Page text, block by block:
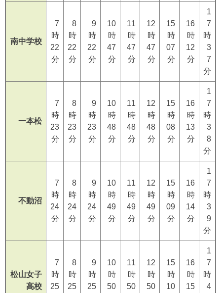
南中学校
7
時
22
分
8
時
22
分
9
時
22
分
10
時
47
分
11
時
47
分
12
時
47
分
15
時
07
分
16
時
12
分
1
7
時
3
7
分
一本松
7
時
23
分
8
時
23
分
9
時
23
分
10
時
48
分
11
時
48
分
12
時
48
分
15
時
08
分
16
時
13
分
1
7
時
3
8
分
不動沼
7
時
24
分
8
時
24
分
9
時
24
分
10
時
49
分
11
時
49
分
12
時
49
分
15
時
09
分
16
時
14
分
1
7
時
3
9
分
松山女子
高校
7
時
25
8
時
25
9
時
25
10
時
50
11
時
50
12
時
50
15
時
10
16
時
15
1
7
時
4